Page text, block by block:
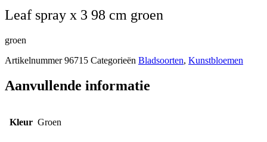
Leaf spray x 3 98 cm groen
groen
Artikelnummer96715 Categorieën Bladsoorten, Kunstbloemen
Aanvullende informatie
Kleur Groen